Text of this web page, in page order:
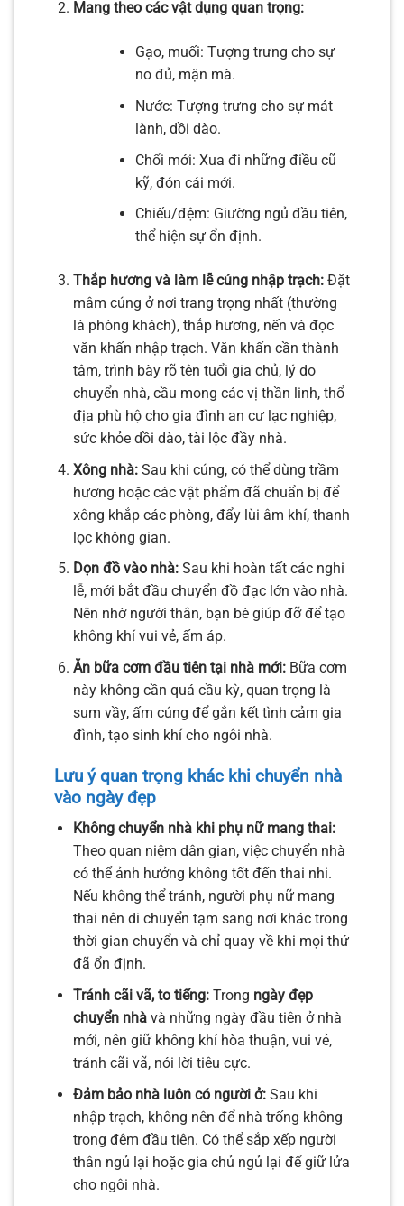
Mang theo các vật dụng quan trọng:
Gạo, muối: Tượng trưng cho sự
no đủ, mặn mà.
Nước: Tượng trưng cho sự mát
lành, dồi dào.
Chổi mới: Xua đi những điều cũ
kỹ, đón cái mới.
Chiếu/đệm: Giường ngủ đầu tiên,
thể hiện sự ổn định.
Thắp hương và làm lễ cúng nhập trạch:Đặt
mâm cúng ở nơi trang trọng nhất (thường
là phòng khách), thắp hương, nến và đọc
văn khấn nhập trạch. Văn khấn cần thành
tâm, trình bày rõ tên tuổi gia chủ, lý do
chuyển nhà, cầu mong các vị thần linh, thổ
địa phù hộ cho gia đình an cư lạc nghiệp,
sức khỏe dồi dào, tài lộc đầy nhà.
Xông nhà:Sau khi cúng, có thể dùng trầm
hương hoặc các vật phẩm đã chuẩn bị để
xông khắp các phòng, đẩy lùi âm khí, thanh
lọc không gian.
Dọn đồ vào nhà:Sau khi hoàn tất các nghi
lễ, mới bắt đầu chuyển đồ đạc lớn vào nhà.
Nên nhờ người thân, bạn bè giúp đỡ để tạo
không khí vui vẻ, ấm áp.
Ăn bữa cơm đầu tiên tại nhà mới:Bữa cơm
này không cần quá cầu kỳ, quan trọng là
sum vầy, ấm cúng để gắn kết tình cảm gia
đình, tạo sinh khí cho ngôi nhà.
Lưu ý quan trọng khác khi chuyển nhà
vào ngày đẹp
Không chuyển nhà khi phụ nữ mang thai:
Theo quan niệm dân gian, việc chuyển nhà
có thể ảnh hưởng không tốt đến thai nhi.
Nếu không thể tránh, người phụ nữ mang
thai nên di chuyển tạm sang nơi khác trong
thời gian chuyển và chỉ quay về khi mọi thứ
đã ổn định.
Tránh cãi vã, to tiếng:Trong ngày đẹp
chuyển nhàvà những ngày đầu tiên ở nhà
mới, nên giữ không khí hòa thuận, vui vẻ,
tránh cãi vã, nói lời tiêu cực.
Đảm bảo nhà luôn có người ở:Sau khi
nhập trạch, không nên để nhà trống không
trong đêm đầu tiên. Có thể sắp xếp người
thân ngủ lại hoặc gia chủ ngủ lại để giữ lửa
cho ngôi nhà.